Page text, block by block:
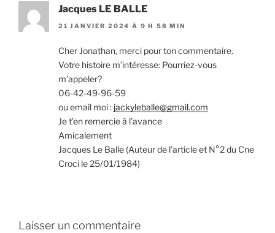
Jacques LE BALLE
21 JANVIER 2024 À 9 H 58 MIN
Cher Jonathan, merci pour ton commentaire.
Votre histoire m’intéresse: Pourriez-vous
m’appeler?
06-42-49-96-59
ou email moi : jackyleballe@gmail.com
Je t’en remercie à l’avance
Amicalement
Jacques Le Balle (Auteur de l’article et N°2 du Cne
Croci le 25/01/1984)
Laisser un commentaire